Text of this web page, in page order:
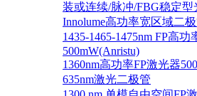
装或连续/脉冲/FBG稳定型
Innolume高功率宽区域二
1435-1465-1475nm FP高
500mW(Anristu)
1360nm高功率FP激光器
635nm激光二极管